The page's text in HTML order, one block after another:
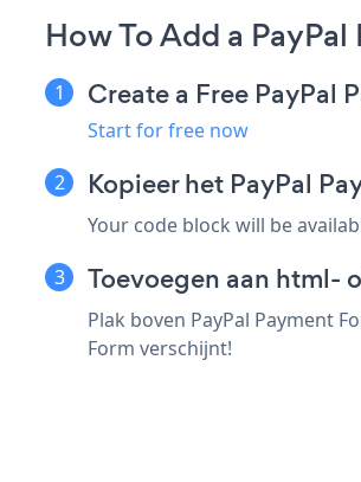
How To Add a
Create a Free PayPal
Start for free now
Kopieer het PayPal
Your code block will be
Toevoegen aan html-
Plak boven PayPal Payment
Form verschijnt!